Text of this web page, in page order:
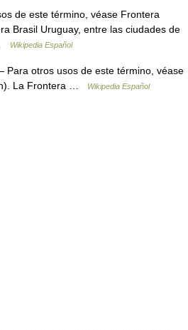
de este término, véase Frontera
Brasil Uruguay, entre las ciudades de
Wikipedia Español
Para otros usos de este término, véase
La Frontera …
Wikipedia Español